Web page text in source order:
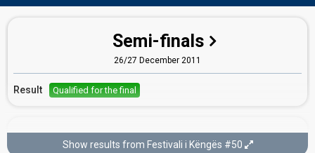
Semi-finals
26/27 December 2011
Result Qualified for the final
Final
Show results from Festivali i Këngës #50